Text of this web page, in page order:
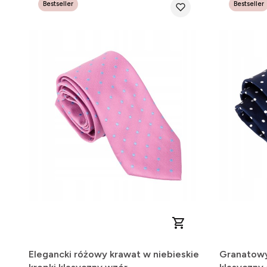
Bestseller
Elegancki różowy krawat w niebieskie
Bestseller